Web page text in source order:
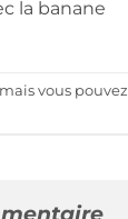
la banane
vous pouvez